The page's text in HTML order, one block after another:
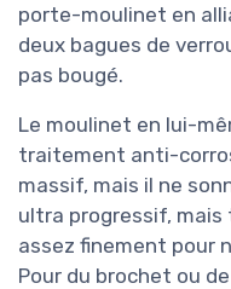
porte-moulinet en
deux bagues de
pas bougé.
Le moulinet en lui-
traitement anti-
massif, mais il ne
ultra progressif, mais
assez finement pour
Pour du brochet ou